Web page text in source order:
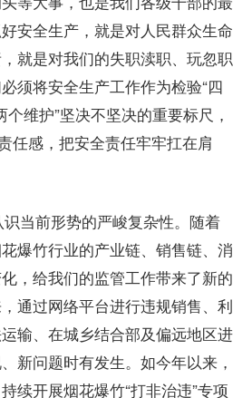
安全生产，就是对人民群众生命
就是对我们的失职渎职、玩忽职
须将安全生产工作作为检验“四
个维护”坚决不坚决的重要标尺，
任感，把安全责任牢牢扛在肩
识当前形势的严峻复杂性。随着
爆竹行业的产业链、销售链、消
，给我们的监管工作带来了新的
通过网络平台进行违规销售、利
输、在城乡结合部及偏远地区进
新问题时有发生。如今年以来，
续开展烟花爆竹“打非治违”专项